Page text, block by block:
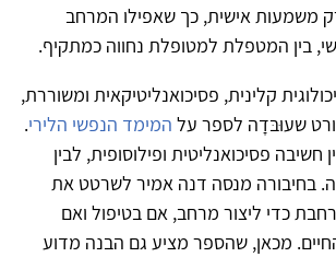
משמעות אישית, כך שאפילו המרחב
בין המטפלת למטופלת נחווה כמתקיף.
קלינית, פסיכואנליטיקאית ומשוררת,
שעוּבּדָה לספר על המימד הנפשי הלירי.
פסיכואנליטית ופילוסופית, לבין
בחיבורה מנסה דנה אמיר לשרטט את
כדי ליצור מרחב, אם בטיפול ואם
מכאן, שהספר מציע גם הבנה מדוע